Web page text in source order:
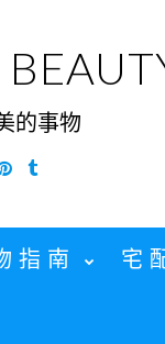
的事物
Pinterest
Tumblr
指南 宅